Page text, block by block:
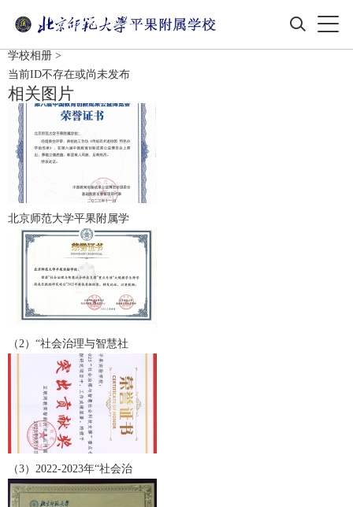
学校相册 >
当前ID不存在或尚未发布
相关图片
北京师范大学平果附属学
（2）“社会治理与智慧社
（3）2022-2023年“社会治